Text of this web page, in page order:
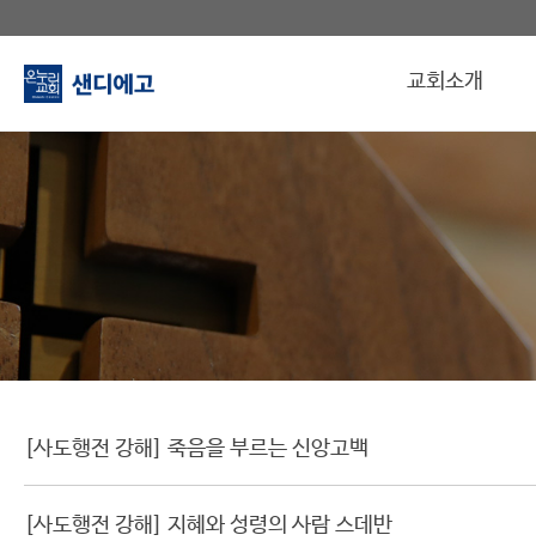
교회소개
[사도행전 강해] 죽음을 부르는 신앙고백
[사도행전 강해] 지혜와 성령의 사람 스데반